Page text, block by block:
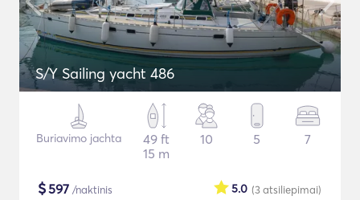
S/Y Sailing yacht 486
Buriavimo jachta
49 ft
15 m
10 5 7
$597 /naktinis (3atsiliepimai)
5.0